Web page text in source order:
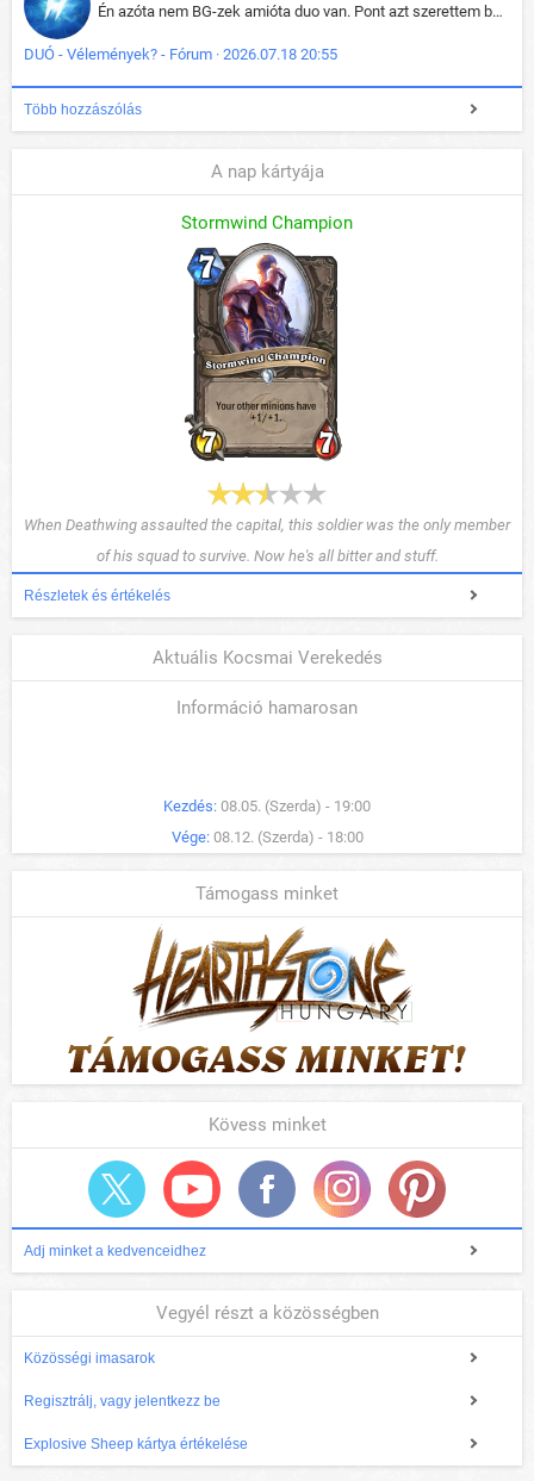
Én azóta nem BG-zek amióta duo van. Pont azt szerettem benne, hogy rajtam múlik mi történik, nem pedig a társamon. Kérem vissza a régi BG-t :D
DUÓ - Vélemények? - Fórum · 2026.07.18 20:55
Több hozzászólás
A nap kártyája
Stormwind Champion
When Deathwing assaulted the capital, this soldier was the only member
of his squad to survive. Now he's all bitter and stuff.
Részletek és értékelés
Aktuális Kocsmai Verekedés
Információ hamarosan
Kezdés: 08.05. (Szerda) - 19:00
Vége: 08.12. (Szerda) - 18:00
Támogass minket
Kövess minket
Adj minket a kedvenceidhez
Vegyél részt a közösségben
Közösségi imasarok
Regisztrálj, vagy jelentkezz be
Explosive Sheep kártya értékelése